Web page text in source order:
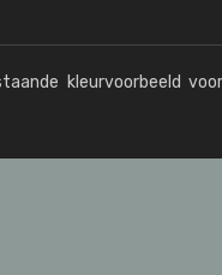
kleurvoorbeeld